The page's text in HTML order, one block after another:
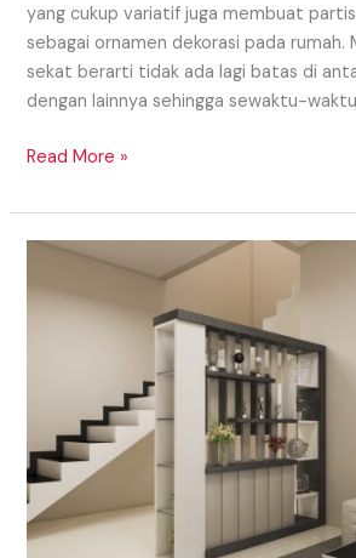
yang cukup variatif juga membuat
sebagai ornamen dekorasi pada rumah.
sekat berarti tidak ada lagi batas di
dengan lainnya sehingga sewaktu-
Read More »
Model
Daerah
Sederhana